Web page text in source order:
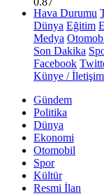
Hava Durumu
Dünya Eğitim
Medya
Son Dakika
Facebook
Künye / İletişim
Gündem
Politika
Dünya
Ekonomi
Otomobil
Spor
Kültür
Resmi İlan